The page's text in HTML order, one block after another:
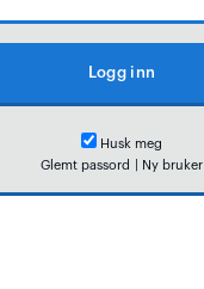
Husk meg
Glemt passord
Ny bruker